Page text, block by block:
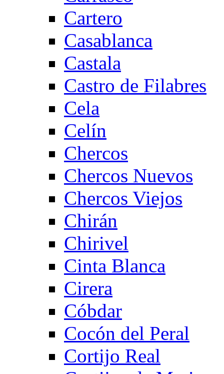
Cartero
Casablanca
Castala
Castro de Filabres
Cela
Celín
Chercos
Chercos Nuevos
Chercos Viejos
Chirán
Chirivel
Cinta Blanca
Cirera
Cóbdar
Cocón del Peral
Cortijo Real